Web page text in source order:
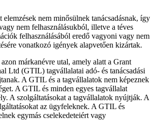
nem minősülnek tanácsadásnak, így
nem felhasználásukból, illetve a téves
felhasználásából eredő vagyoni vagy nem
vonatkozó igények alapvetően kizártak.
márkanévre utal, amely alatt a Grant
Ltd (GTIL) tagvállalatai adó- és tanácsadási
A GTIL és a tagvállalatok nem képeznek
A GTIL és minden egyes tagvállalat
A szolgáltatásokat a tagvállalatok nyújtják. A
az ügyfeleknek. A GTIL és
egymás cselekedeteiért vagy